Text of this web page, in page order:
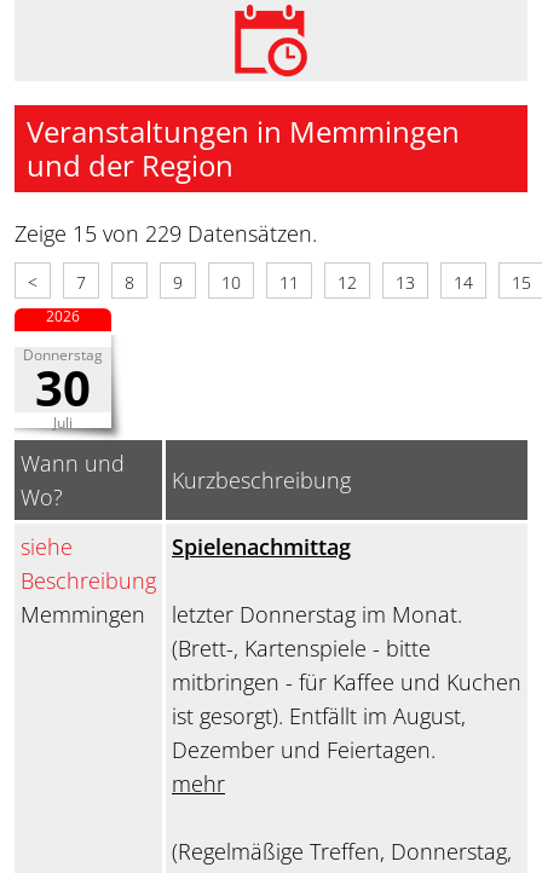
Veranstaltungen in Memmingen
und der Region
Zeige 15 von 229 Datensätzen.
< 7 8 9 10 11 12 13 14 15
Donnerstag
30
Juli
2026
Wann und
Wo?
Kurzbeschreibung
siehe
Beschreibung
Memmingen
Spielenachmittag
letzter Donnerstag im Monat.
(Brett-, Kartenspiele - bitte
mitbringen - für Kaffee und Kuchen
ist gesorgt). Entfällt im August,
Dezember und Feiertagen.
mehr
(Regelmäßige Treffen, Donnerstag,